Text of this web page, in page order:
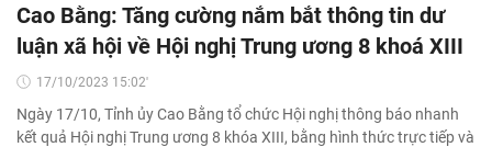
Cao Bằng: Tăng cường nắm bắt thông tin dư
luận xã hội về Hội nghị Trung ương 8 khoá XIII
17/10/2023 15:02'
Ngày 17/10, Tỉnh ủy Cao Bằng tổ chức Hội nghị thông báo nhanh
kết quả Hội nghị Trung ương 8 khóa XIII, bằng hình thức trực tiếp và